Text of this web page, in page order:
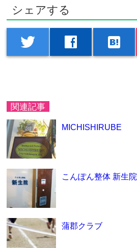
シェアする
twitter facebook hatenabookmark
関連記事
MICHISHIRUBE
こんぽん整体 新生院
蒲郡クラブ